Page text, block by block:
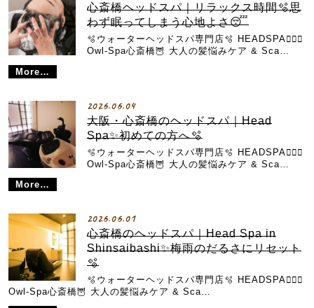
心斎橋ヘッドスパ｜リラックス時間🫧思
わず眠ってしまう心地よさ😴
🫧ウォーターヘッドスパ専門店🫧 HEADSPA💆🏼‍♀️
Owl-Spa心斎橋🦉 大人の髪悩みケア & Sca…
More…
2026.06.04
大阪・心斎橋のヘッドスパ｜Head
Spa✨初めての方へ🫧
🫧ウォーターヘッドスパ専門店🫧 HEADSPA💆🏼‍♀️
Owl-Spa心斎橋🦉 大人の髪悩みケア & Sca…
More…
2026.06.01
心斎橋のヘッドスパ｜Head Spa in
Shinsaibashi✨梅雨のだるさにリセット
🫧
🫧ウォーターヘッドスパ専門店🫧 HEADSPA💆🏼‍♀️
Owl-Spa心斎橋🦉 大人の髪悩みケア & Sca…